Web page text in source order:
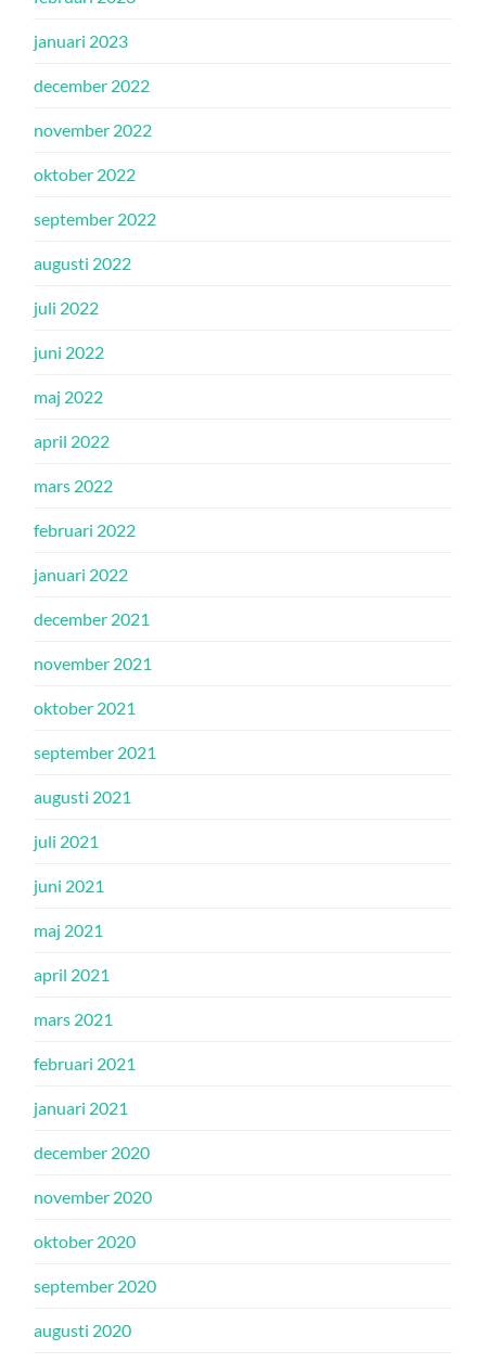
januari 2023
december 2022
november 2022
oktober 2022
september 2022
augusti 2022
juli 2022
juni 2022
maj 2022
april 2022
mars 2022
februari 2022
januari 2022
december 2021
november 2021
oktober 2021
september 2021
augusti 2021
juli 2021
juni 2021
maj 2021
april 2021
mars 2021
februari 2021
januari 2021
december 2020
november 2020
oktober 2020
september 2020
augusti 2020